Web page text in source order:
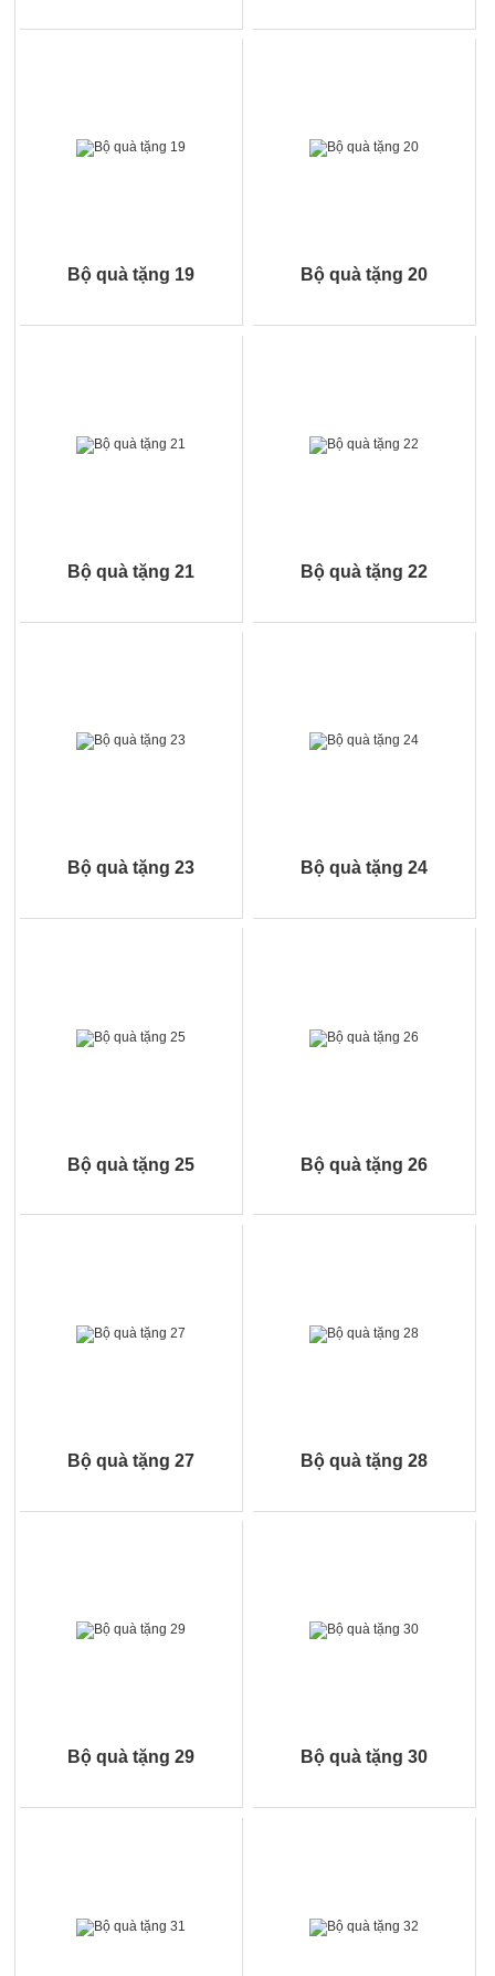
Bộ quà tặng 19 Bộ quà tặng 20
Bộ quà tặng 21 Bộ quà tặng 22
Bộ quà tặng 23 Bộ quà tặng 24
Bộ quà tặng 25 Bộ quà tặng 26
Bộ quà tặng 27 Bộ quà tặng 28
Bộ quà tặng 29 Bộ quà tặng 30